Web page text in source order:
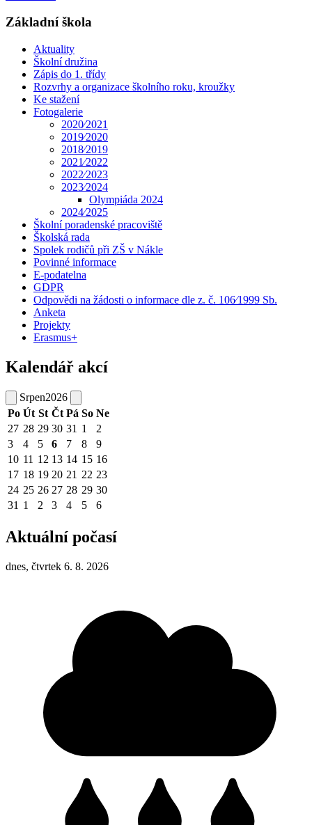
Základní škola
Aktuality
Školní družina
Zápis do 1. třídy
Rozvrhy a organizace školního roku, kroužky
Ke stažení
Fotogalerie
2020⁄2021
2019⁄2020
2018⁄2019
2021⁄2022
2022⁄2023
2023⁄2024
Olympiáda 2024
2024⁄2025
Školní poradenské pracoviště
Školská rada
Spolek rodičů při ZŠ v Nákle
Povinné informace
E-podatelna
GDPR
Odpovědi na žádosti o informace dle z. č. 106⁄1999 Sb.
Anketa
Projekty
Erasmus+
Kalendář akcí
Srpen2026
Po Út St Čt Pá So Ne
27 28 29 30 31 1
2
3
4 5 6 7 8
9
10 11 12 13 14 15 16
17 18 19 20 21 22 23
24 25 26 27 28 29 30
31 1 2 3 4 5 6
Aktuální počasí
dnes, čtvrtek 6. 8. 2026